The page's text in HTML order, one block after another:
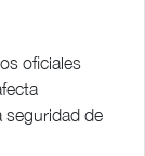
oficiales
seguridad de